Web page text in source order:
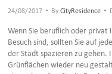
24/08/2017 • ByCityResidence •
Wenn Sie beruflich oder
Besuch sind, sollten Sie auf
der Stadt spazieren zu gehen.
Grünflächen wieder neu